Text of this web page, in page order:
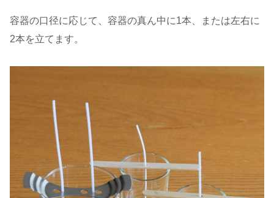
容器の口径に応じて、容器の真ん中に1本、または左右に
2本を立てます。